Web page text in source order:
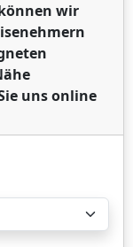
wir
uns online